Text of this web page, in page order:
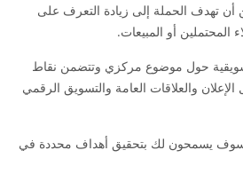
أن تهدف الحملة إلى زيادة التعرف على
المحتملين أو المبيعات.
حول موضوع مركزي وتتضمن نقاط
والعلاقات العامة والتسويق الرقمي
يسمحون لك بتحقيق أهداف محددة في